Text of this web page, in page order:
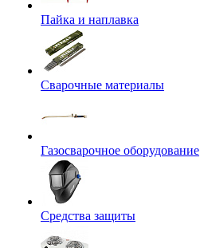
Пайка и наплавка
Сварочные материалы
Газосварочное оборудование
Средства защиты